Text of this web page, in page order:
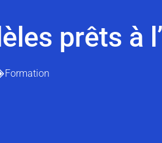
prêts à
Formation